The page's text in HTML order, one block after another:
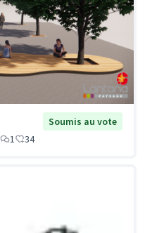
Soumis au vote
1 34